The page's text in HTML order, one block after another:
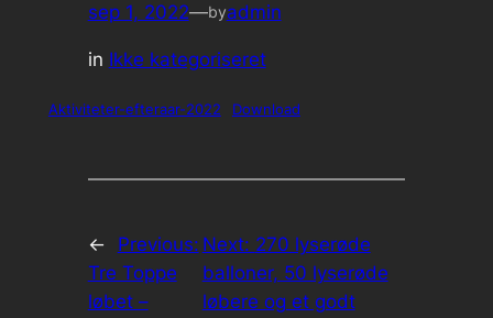
sep 1, 2022—byadmin
in Ikke kategoriseret
Aktiviteter-efteraar-2022 Download
←
Previous:
Tre Toppe
løbet –
Next: 270 lyserøde
balloner, 50 lyserøde
løbere og et godt